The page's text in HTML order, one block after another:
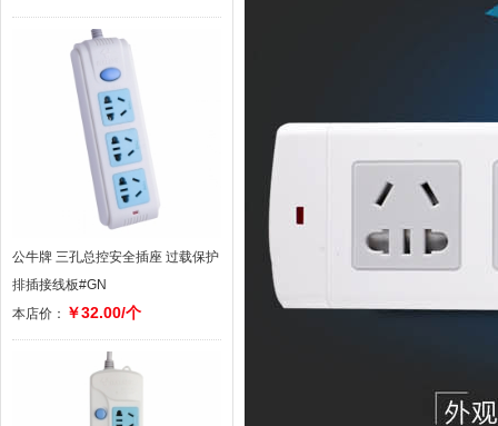
公牛牌 三孔总控安全插座 过载保护
排插接线板#GN
本店价： ￥32.00/个